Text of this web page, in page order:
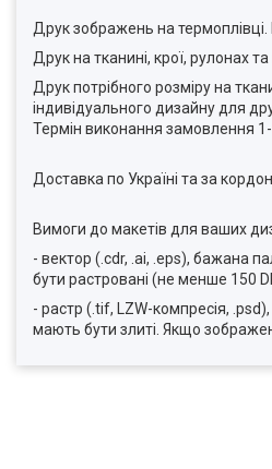
Друк зображень на термоплівці.
Друк на тканині, крої, рулонах
Друк потрібного розміру на
індивідуального дизайну для
Термін виконання замовлення 1-
Доставка по Україні та за кордон.
Вимоги до макетів для ваших
- вектор (.cdr, .ai, .eps), бажана
бути растровані (не менше 150
- растр (.tif, LZW-компресія,
мають бути злиті. Якщо